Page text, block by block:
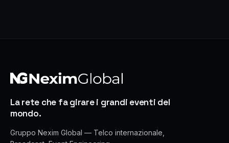
La rete che fa girare i grandi eventi del
mondo.
Gruppo Nexim Global — Telco internazionale,